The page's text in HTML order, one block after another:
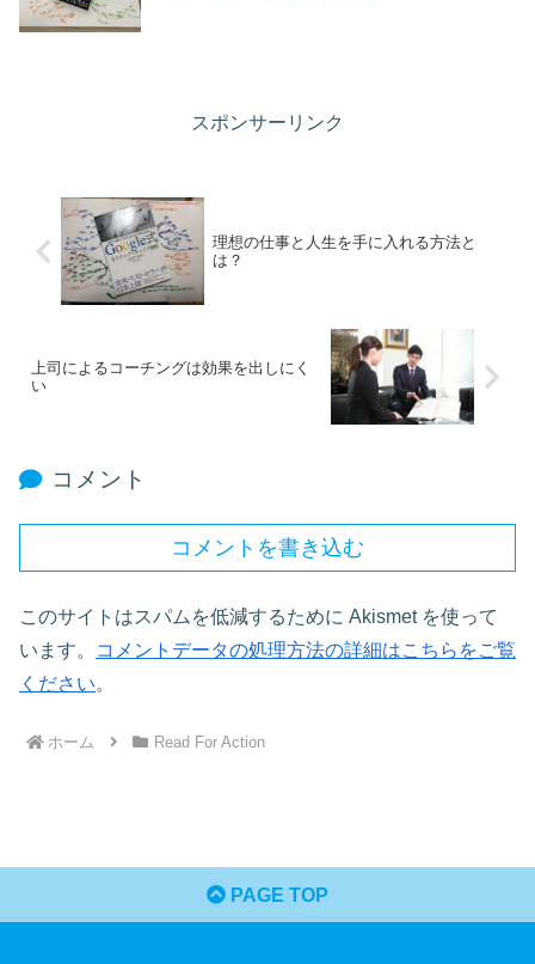
スポンサーリンク
理想の仕事と人生を手に入れる方法と
は？
上司によるコーチングは効果を出しにく
い
コメント
コメントを書き込む
このサイトはスパムを低減するために Akismet を使って
います。
コメントデータの処理方法の詳細はこちらをご覧
ください。
ホーム Read For Action
PAGE TOP